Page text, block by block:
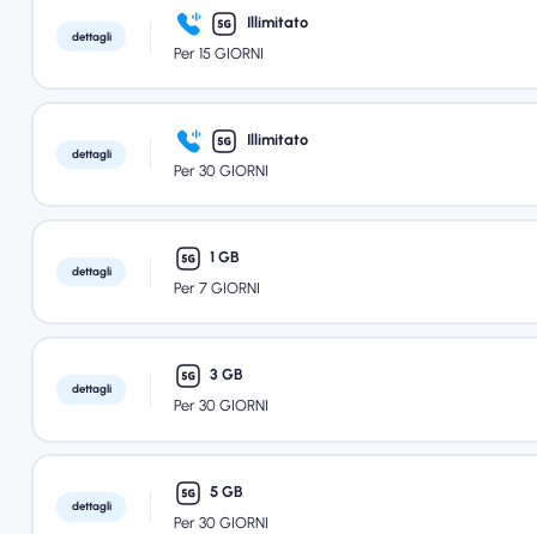
dettagli
Illimitato
Per 15 GIORNI
dettagli
Illimitato
Per 30 GIORNI
dettagli
1 GB
Per 7 GIORNI
dettagli
3 GB
Per 30 GIORNI
dettagli
5 GB
Per 30 GIORNI